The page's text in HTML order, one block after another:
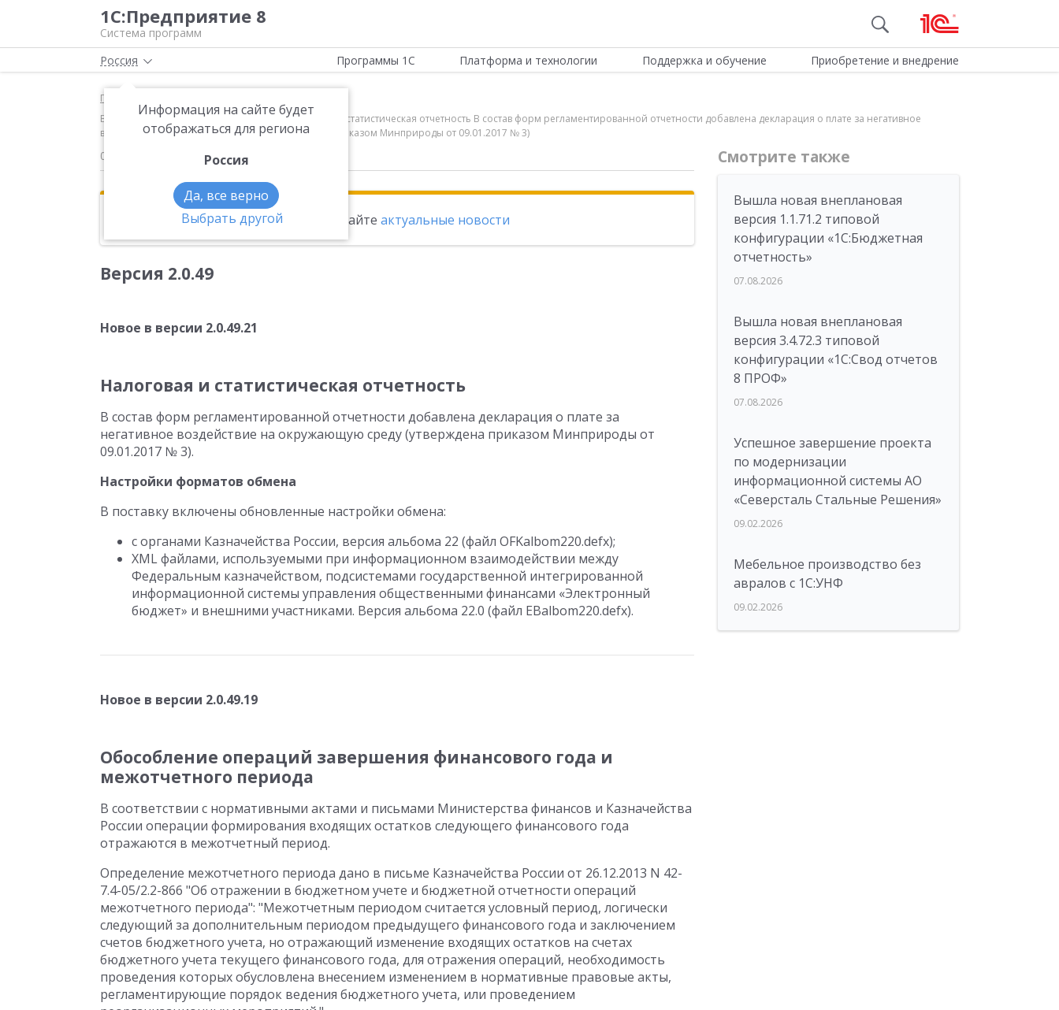
1С:Предприятие 8
Система программ
Россия
Информация на сайте будет
отображаться для региона
Россия
Да, все верно
Выбрать другой
Программы 1С Платформа и технологии Поддержка и обучение Приобретение и внедрение
Главная
Версия 2.0.49 Новое в версии 2.0.49.21 Налоговая и статистическая отчетность В состав форм регламентированной отчетности добавлена декларация о плате за негативное
воздействие на окружающую среду (утверждена приказом Минприроды от 09.01.2017 № 3)
02.03.2017
Эта новость находится в архиве. Читайте актуальные новости
Версия 2.0.49
Новое в версии 2.0.49.21
Налоговая и статистическая отчетность
В состав форм регламентированной отчетности добавлена декларация о плате за
негативное воздействие на окружающую среду (утверждена приказом Минприроды от
09.01.2017 № 3).
Настройки форматов обмена
В поставку включены обновленные настройки обмена:
с органами Казначейства России, версия альбома 22 (файл OFKalbom220.defx);
XML файлами, используемыми при информационном взаимодействии между
Федеральным казначейством, подсистемами государственной интегрированной
информационной системы управления общественными финансами «Электронный
бюджет» и внешними участниками. Версия альбома 22.0 (файл EBalbom220.defx).
Новое в версии 2.0.49.19
Обособление операций завершения финансового года и
межотчетного периода
В соответствии с нормативными актами и письмами Министерства финансов и Казначейства
России операции формирования входящих остатков следующего финансового года
отражаются в межотчетный период.
Определение межотчетного периода дано в письме Казначейства России от 26.12.2013 N 42-
7.4-05/2.2-866 "Об отражении в бюджетном учете и бюджетной отчетности операций
межотчетного периода": "Межотчетным периодом считается условный период, логически
следующий за дополнительным периодом предыдущего финансового года и заключением
счетов бюджетного учета, но отражающий изменение входящих остатков на счетах
бюджетного учета текущего финансового года, для отражения операций, необходимость
проведения которых обусловлена внесением изменением в нормативные правовые акты,
регламентирующие порядок ведения бюджетного учета, или проведением
Смотрите также
Вышла новая внеплановая
версия 1.1.71.2 типовой
конфигурации «1C:Бюджетная
отчетность»
07.08.2026
Вышла новая внеплановая
версия 3.4.72.3 типовой
конфигурации «1C:Свод отчетов
8 ПРОФ»
07.08.2026
Успешное завершение проекта
по модернизации
информационной системы АО
«Северсталь Стальные Решения»
09.02.2026
Мебельное производство без
авралов с 1С:УНФ
09.02.2026